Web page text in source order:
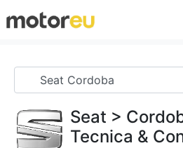
Seat >
Tecnica &